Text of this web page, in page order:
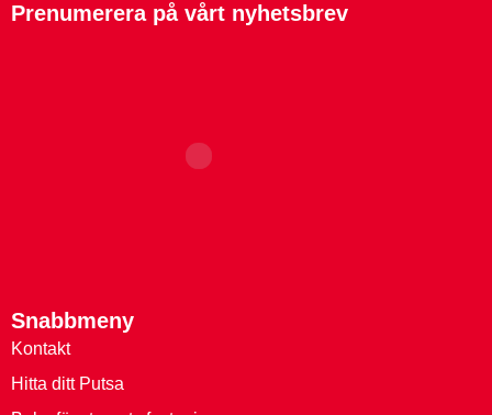
Prenumerera på vårt nyhetsbrev
Snabbmeny
Kontakt
Hitta ditt Putsa